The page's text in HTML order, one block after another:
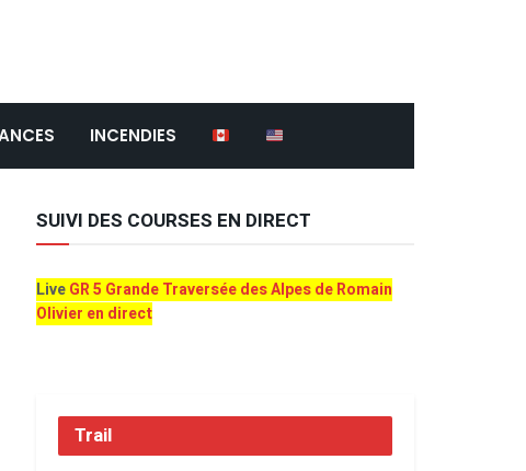
INCENDIES
SUIVI DES COURSES EN DIRECT
LiveGR 5 Grande Traversée des Alpes de Romain
Olivier en direct
Trail